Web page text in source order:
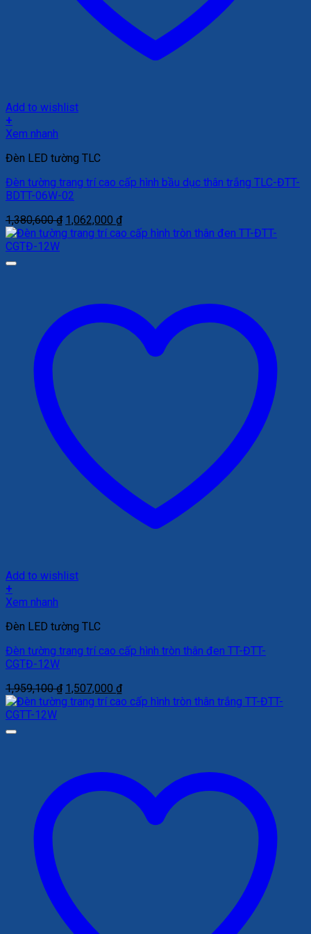
Add to wishlist
+
Xem nhanh
Đèn LED tường TLC
Đèn tường trang trí cao cấp hình bầu dục thân trắng TLC-ĐTT-
BDTT-06W-02
1,380,600₫ Giá
gốc
1,062,000 ₫Giá
hiện
Add to wishlist
+
Xem nhanh
Đèn LED tường TLC
Đèn tường trang trí cao cấp hình tròn thân đen TT-ĐTT-
CGTĐ-12W
1,959,100₫ Giá
gốc
1,507,000 ₫Giá
hiện